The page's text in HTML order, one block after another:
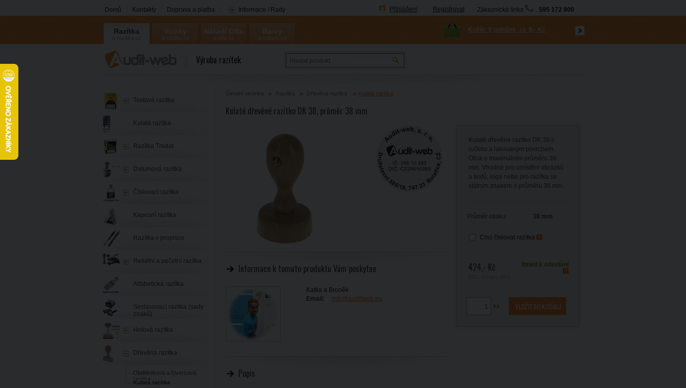
Domů Kontakty Doprava a platba Informace / Rady Přihlášení Registrovat Zákaznická linka 595 172 800
Razítka
Coloris
Košík: 0 položek za 0,- Kč
Výroba razítek
Kulatá razítka
Kulaté dřevěné razítko DK 38, průměr 38 mm
Informace k tomuto produktu Vám poskytne
Katka a Broněk
info@auditweb.eu
Email:
Kulaté dřevěné razítko DK 38 s
ručkou a lakovaným povrchem.
Otisk o maximálním průměru 38
mm. Vhodné pro umístění obrázků
a textů, loga nebo pro razítka se
státním znakem o průměru 36 mm.
Průměr otisku: 38 mm
Chci číslovat razítka
424,- Kč Ihned k odeslání
ks
Popis
Textová razítka
Kulatá razítka
Razítka Trodat
Datumová razítka
Číslovací razítka
Kapesní razítka
Razítka v propisce
Reliéfní a pečetní razítka
Alfabetická razítka
Sestavovací razítka (sady
znaků)
Hotová razítka
Dřevěná razítka
Obdélníková a čtvercová
razítka
Kulatá razítka